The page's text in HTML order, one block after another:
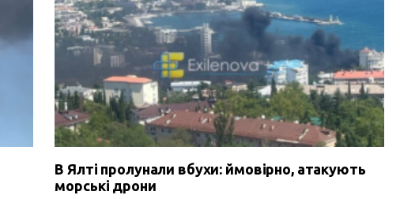
В Ялті пролунали вбухи: ймовірно, атакують
морські дрони